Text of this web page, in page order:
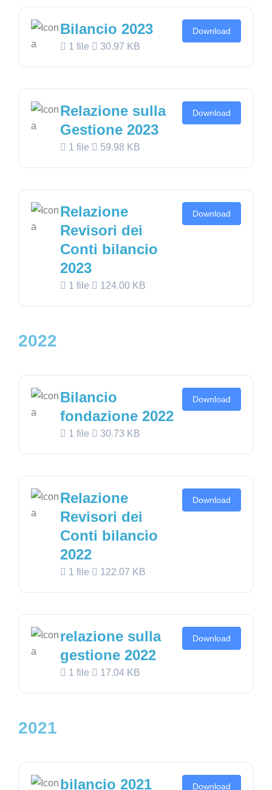
Bilancio 2023
1 file 30.97 KB
Download
Relazione sulla
Gestione 2023
1 file 59.98 KB
Download
Relazione
Revisori dei
Conti bilancio
2023
1 file 124.00 KB
Download
2022
Bilancio
fondazione 2022
1 file 30.73 KB
Download
Relazione
Revisori dei
Conti bilancio
2022
1 file 122.07 KB
Download
relazione sulla
gestione 2022
1 file 17.04 KB
Download
2021
bilancio 2021 Download